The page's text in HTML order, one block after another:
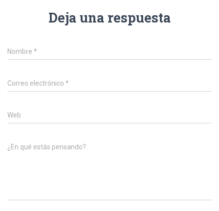
Deja una respuesta
Nombre *
Correo electrónico *
Web
¿En qué estás pensando?